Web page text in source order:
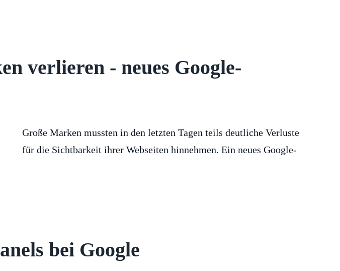
verlieren - neues Google-
Große Marken mussten in den letzten Tagen teils deutliche Verluste
für die Sichtbarkeit ihrer Webseiten hinnehmen. Ein neues Google-
bei Google